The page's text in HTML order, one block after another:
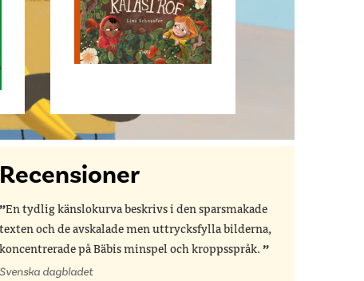
Recensioner
En tydlig känslokurva beskrivs i den sparsmakade
texten och de avskalade men uttrycksfylla bilderna,
koncentrerade på Bäbis minspel och kroppsspråk.
Svenska dagbladet